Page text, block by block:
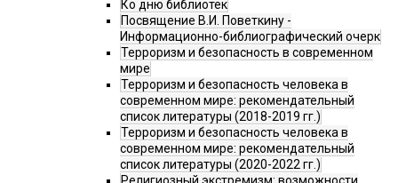
Ко дню библиотек
Посвящение В.И. Поветкину -
Информационно-библиографический очерк
Терроризм и безопасность в современном
мире
Терроризм и безопасность человека в
современном мире: рекомендательный
список литературы (2018-2019 гг.)
Терроризм и безопасность человека в
современном мире: рекомендательный
список литературы (2020-2022 гг.)